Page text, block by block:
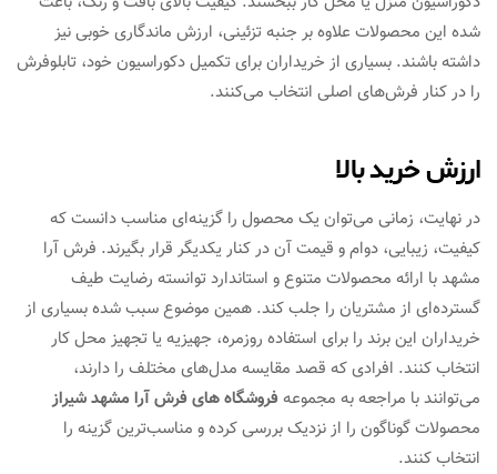
شده این محصولات علاوه بر جنبه تزئینی، ارزش ماندگاری خوبی نیز
داشته باشند. بسیاری از خریداران برای تکمیل دکوراسیون خود، تابلوفرش
را در کنار فرش‌های اصلی انتخاب می‌کنند.
ارزش خرید بالا
در نهایت، زمانی می‌توان یک محصول را گزینه‌ای مناسب دانست که
کیفیت، زیبایی، دوام و قیمت آن در کنار یکدیگر قرار بگیرند. فرش آرا
مشهد با ارائه محصولات متنوع و استاندارد توانسته رضایت طیف
گسترده‌ای از مشتریان را جلب کند. همین موضوع سبب شده بسیاری از
خریداران این برند را برای استفاده روزمره، جهیزیه یا تجهیز محل کار
انتخاب کنند. افرادی که قصد مقایسه مدل‌های مختلف را دارند،
می‌توانند با مراجعه به مجموعه فروشگاه های فرش آرا مشهد شیراز
محصولات گوناگون را از نزدیک بررسی کرده و مناسب‌ترین گزینه را
انتخاب کنند.